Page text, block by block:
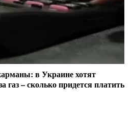
в Украине хотят
газ – сколько придется платить